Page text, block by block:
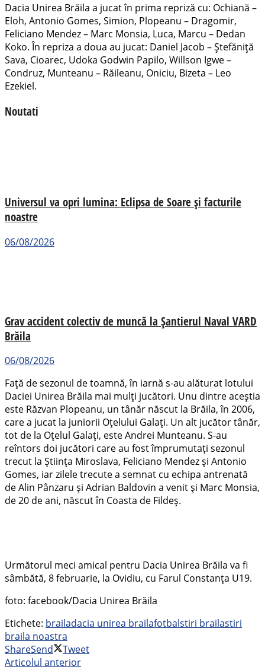
Dacia Unirea Brăila a jucat în prima repriză cu: Ochiană –
Eloh, Antonio Gomes, Simion, Plopeanu – Dragomir,
Feliciano Mendez – Marc Monsia, Luca, Marcu – Dedan
Koko. În repriza a doua au jucat: Daniel Jacob – Ștefăniță
Sava, Cioarec, Udoka Godwin Papilo, Willson Igwe –
Condruz, Munteanu – Răileanu, Oniciu, Bizeta – Leo
Ezekiel.
Noutati
Universul va opri lumina: Eclipsa de Soare și facturile
noastre
06/08/2026
Grav accident colectiv de muncă la Șantierul Naval VARD
Brăila
06/08/2026
Față de sezonul de toamnă, în iarnă s-au alăturat lotului
Daciei Unirea Brăila mai mulți jucători. Unu dintre aceștia
este Răzvan Plopeanu, un tânăr născut la Brăila, în 2006,
care a jucat la juniorii Oțelului Galați. Un alt jucător tânăr,
tot de la Oțelul Galați, este Andrei Munteanu. S-au
reîntors doi jucători care au fost împrumutați sezonul
trecut la Știința Miroslava, Feliciano Mendez și Antonio
Gomes, iar zilele trecute a semnat cu echipa antrenată
de Alin Pânzaru și Adrian Baldovin a venit și Marc Monsia,
de 20 de ani, născut în Coasta de Fildeș.
Următorul meci amical pentru Dacia Unirea Brăila va fi
sâmbătă, 8 februarie, la Ovidiu, cu Farul Constanța U19.
foto: facebook/Dacia Unirea Brăila
Etichete: brailadacia unirea brailafotbalstiri brailastiri
braila noastra
ShareSend
Tweet
Articolul anterior